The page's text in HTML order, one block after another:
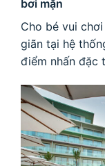
bơi mặn
Cho bé vui
giãn tại hệ
điểm nhấn đặc